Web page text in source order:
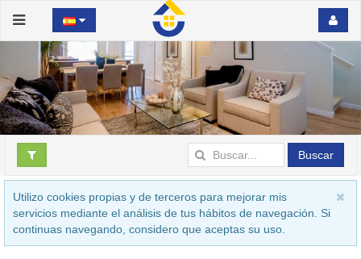
Buscar
Utilizo cookies propias y de terceros para mejorar mis
servicios mediante el análisis de tus hábitos de navegación. Si
continuas navegando, considero que aceptas su uso.